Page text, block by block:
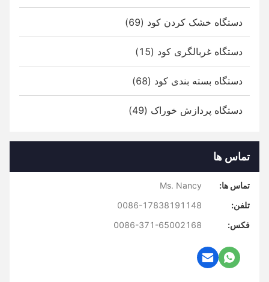
دستگاه خشک کردن کود (69)
دستگاه غربالگری کود (15)
دستگاه بسته بندی کود (68)
دستگاه پردازش خوراک (49)
تماس ها
تماس ها:
Ms. Nancy
0086-17838191148
فکس:
0086-371-65002168